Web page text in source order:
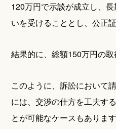
120万円で示談が成立し、
いを受けることとし、公正
結果的に、総額150万円の取
このように、訴訟において
には、交渉の仕方を工夫す
とが可能なケースもあります